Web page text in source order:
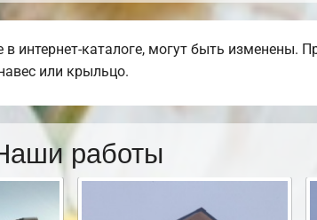
каталоге, могут быть изменены.
или крыльцо.
работы